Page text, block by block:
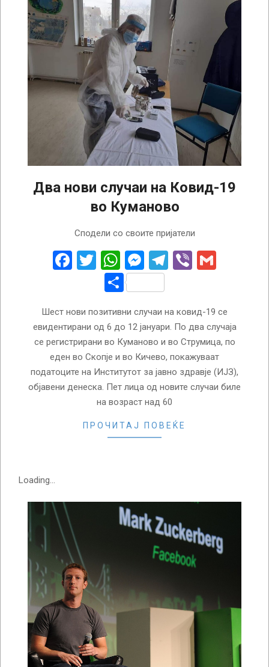
Два нови случаи на Ковид-19
во Куманово
Сподели со своите пријатели
Facebook
TwitterWhatsApp
Messenger
Telegram
Viber
Share
Шест нови позитивни случаи на ковид-19 се
евидентирани од 6 до 12 јануари. По два случаја
се регистрирани во Куманово и во Струмица, по
еден во Скопје и во Кичево, покажуваат
податоците на Институтот за јавно здравје (ИЈЗ),
објавени денеска. Пет лица од новите случаи биле
на возраст над 60
ПРОЧИТАЈ ПОВЕЌЕ
Loading...